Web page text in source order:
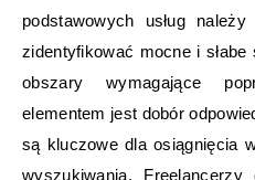
podstawowych usług
zidentyfikować mocne i
obszary wymagające
elementem jest dobór
są kluczowe dla osiągnięcia
wyszukiwania.